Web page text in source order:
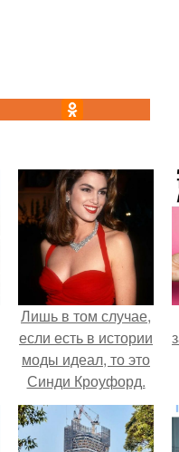
Лишь в том случае,
если есть в истории
моды идеал, то это
Синди Кроуфорд.